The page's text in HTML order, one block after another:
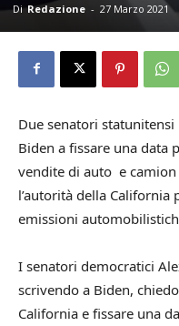
Di Redazione - 27 Marzo 2021
Due senatori
Biden a fissare una data
vendite di auto e
l’autorità della
emissioni
I senatori democratici
scrivendo a Biden,
California e fissare una